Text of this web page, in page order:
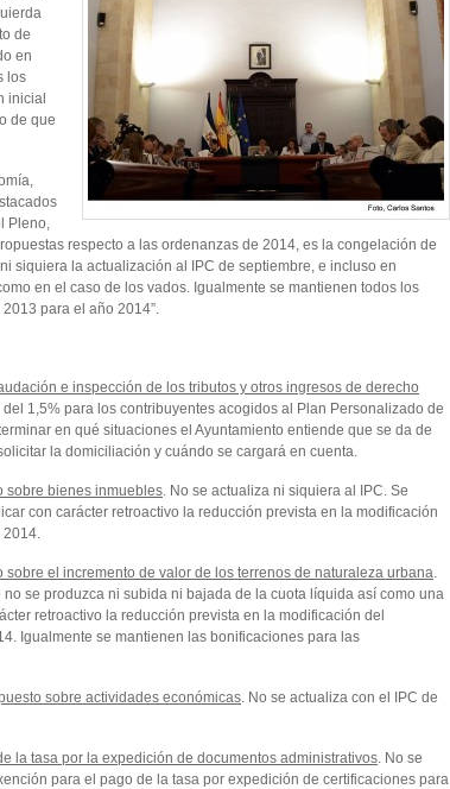
de
en
los
inicial
de que
Pleno,
respecto a las ordenanzas de 2014, es la congelación de
siquiera la actualización al IPC de septiembre, e incluso en
en el caso de los vados. Igualmente se mantienen todos los
para el año 2014”.
e inspección de los tributos y otros ingresos de derecho
1,5% para los contribuyentes acogidos al Plan Personalizado de
en qué situaciones el Ayuntamiento entiende que se da de
la domiciliación y cuándo se cargará en cuenta.
sobre bienes inmuebles. No se actualiza ni siquiera al IPC. Se
con carácter retroactivo la reducción prevista en la modificación
2014.
el incremento de valor de los terrenos de naturaleza urbana.
se produzca ni subida ni bajada de la cuota líquida así como una
retroactivo la reducción prevista en la modificación del
Igualmente se mantienen las bonificaciones para las
sobre actividades económicas. No se actualiza con el IPC de
la tasa por la expedición de documentos administrativos. No se
para el pago de la tasa por expedición de certificaciones para